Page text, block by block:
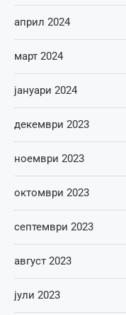
април 2024
март 2024
јануари 2024
декември 2023
ноември 2023
октомври 2023
септември 2023
август 2023
јули 2023